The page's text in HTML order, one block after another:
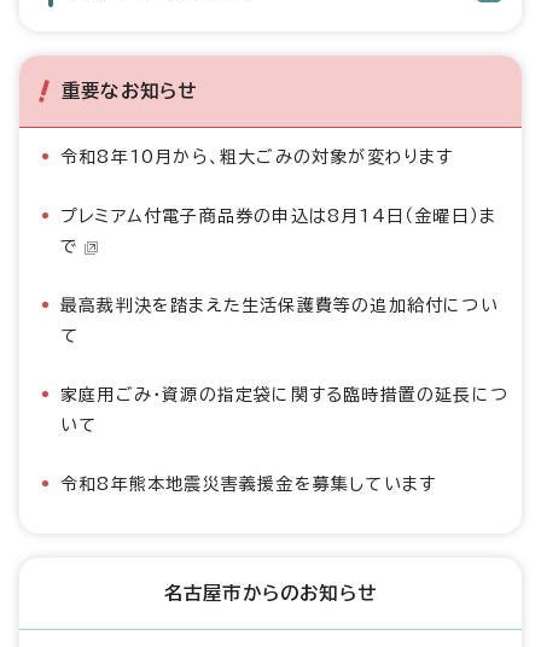
重要なお知らせ
令和8年10月から、粗大ごみの対象が変わります
プレミアム付電子商品券の申込は8月14日（金曜日）ま
で
最高裁判決を踏まえた生活保護費等の追加給付につい
て
家庭用ごみ・資源の指定袋に関する臨時措置の延長につ
いて
令和8年熊本地震災害義援金を募集しています
名古屋市からのお知らせ